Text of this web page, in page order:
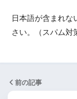
日本語が含まれな
さい。（スパム対
前の記事